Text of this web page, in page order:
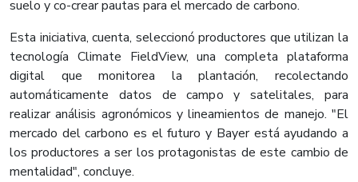
suelo y co-crear pautas para el mercado de carbono.
Esta iniciativa, cuenta, seleccionó productores que utilizan la
tecnología Climate FieldView, una completa plataforma
digital que monitorea la plantación, recolectando
automáticamente datos de campo y satelitales, para
realizar análisis agronómicos y lineamientos de manejo. "El
mercado del carbono es el futuro y Bayer está ayudando a
los productores a ser los protagonistas de este cambio de
mentalidad", concluye.